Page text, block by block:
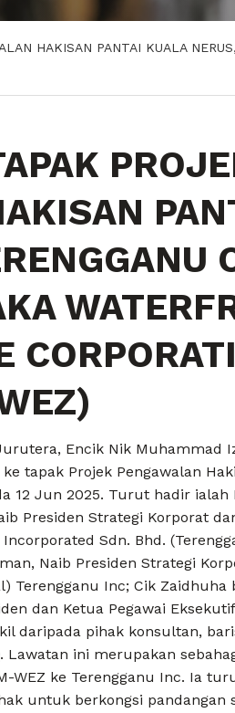
HAKISAN PANTAI KUALA
Encik Nik Muhammad
tapak Projek Pengawalan
12 Jun 2025. Turut hadir ialah
Presiden Strategi Korporat
Sdn. Bhd.
Naib Presiden Strategi
Terengganu Inc; Cik Zaidhuha
dan Ketua Pegawai Eksekutif
daripada pihak konsultan,
Lawatan ini merupakan
WEZ ke Terengganu Inc. Ia
untuk berkongsi pandangan